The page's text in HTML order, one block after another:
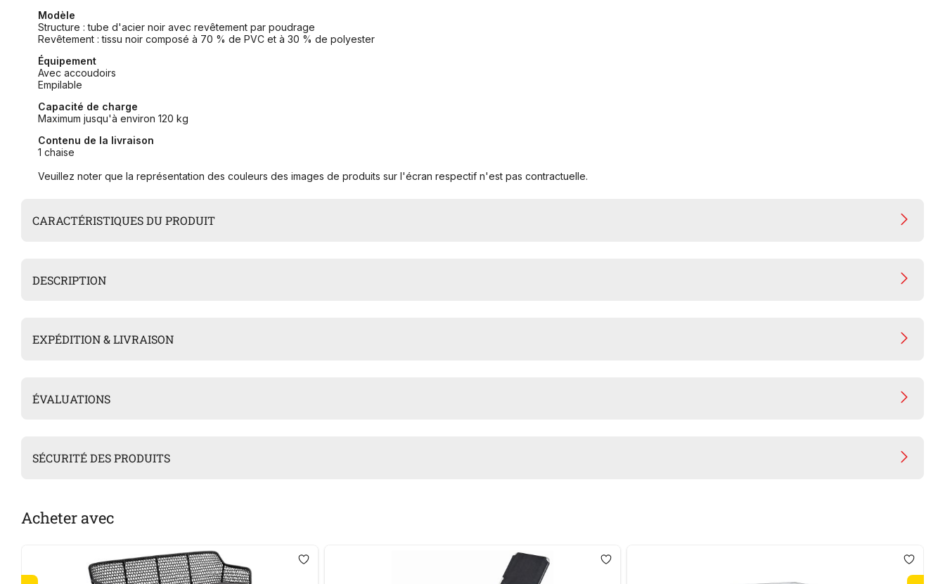
Modèle
Structure : tube d'acier noir avec revêtement par poudrage
Revêtement : tissu noir composé à 70 % de PVC et à 30 % de polyester
Équipement
Avec accoudoirs
Empilable
Capacité de charge
Maximum jusqu'à environ 120 kg
Contenu de la livraison
1 chaise
Veuillez noter que la représentation des couleurs des images de produits sur l'écran respectif n'est pas contractuelle.
CARACTÉRISTIQUES DU PRODUIT
DESCRIPTION
EXPÉDITION & LIVRAISON
ÉVALUATIONS
SÉCURITÉ DES PRODUITS
Acheter avec